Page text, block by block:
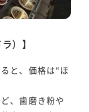
）】
と、価格は“ほ
、歯磨き粉や